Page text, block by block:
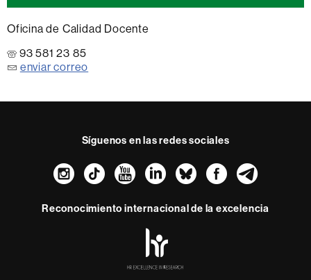
Oficina de Calidad Docente
93 581 23 85
enviar correo
Síguenos en las redes sociales
Instagram
TikTokYouTube
LinkedIn
Bluesky
Reconocimiento internacional de la excelencia